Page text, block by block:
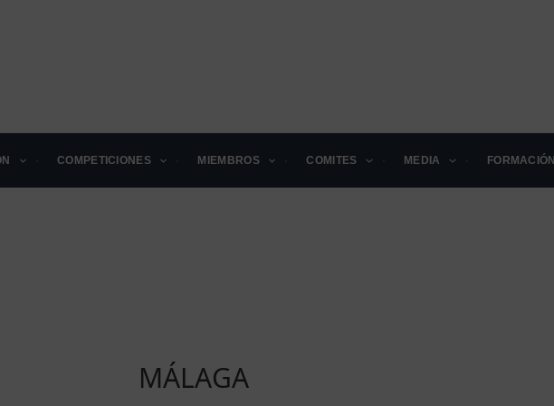
COMPETICIONES MIEMBROS COMITES MEDIA FORMACIÓN
MÁLAGA